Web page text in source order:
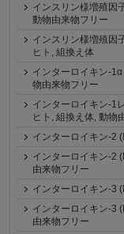
インスリン様増殖因
動物由来物フリー
インスリン様増殖因
ヒト, 組換え体
インターロイキン-
物由来物フリー
インターロイキン-1
ヒト, 組換え体, 動物
インターロイキン-2
インターロイキン-2
由来物フリー
インターロイキン-3
インターロイキン-3
由来物フリー